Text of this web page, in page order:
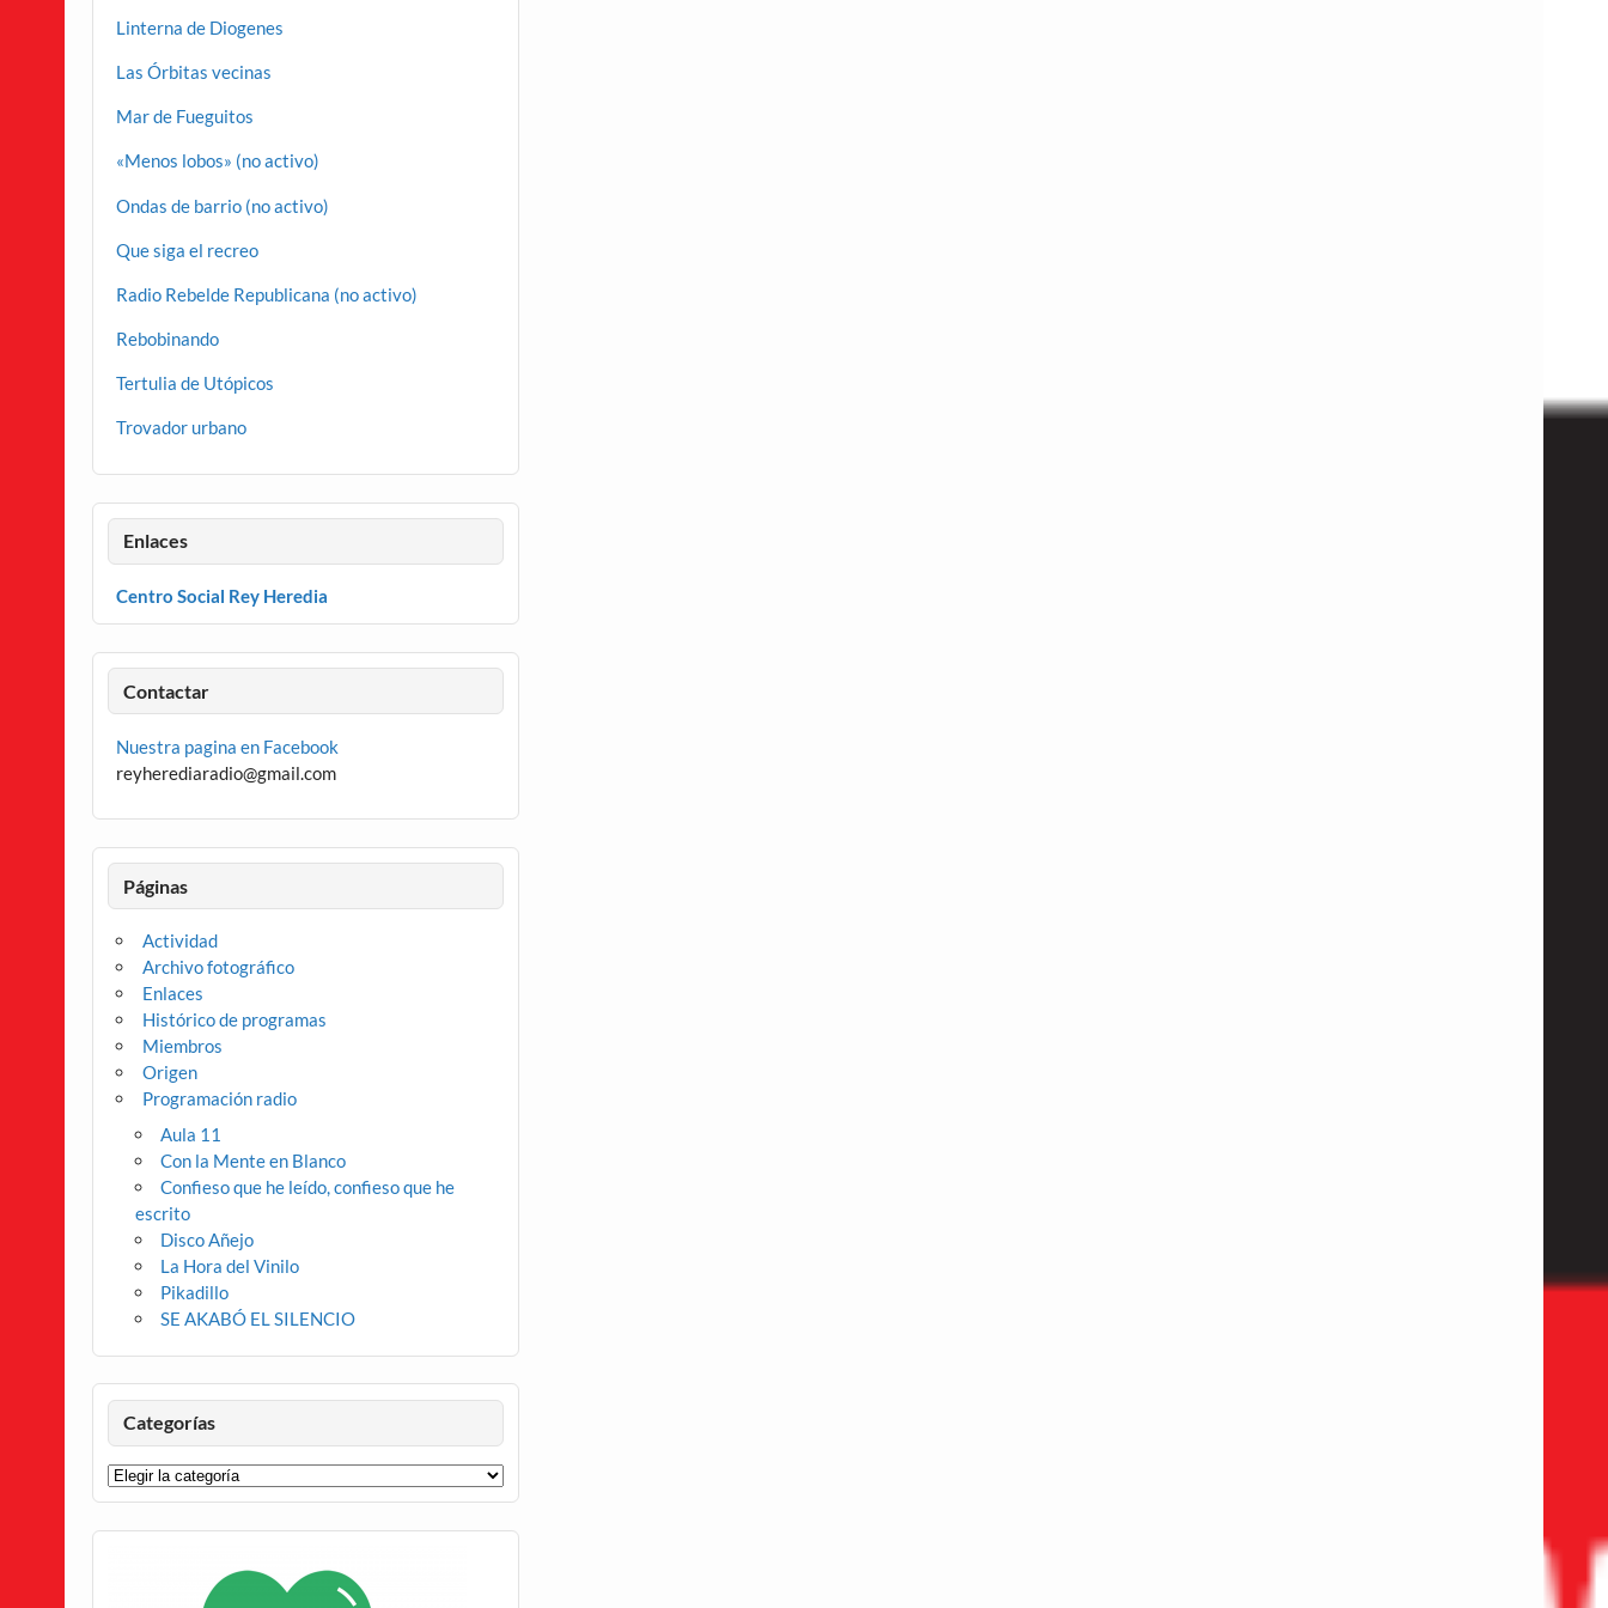
Linterna de Diogenes
Las Órbitas vecinas
Mar de Fueguitos
«Menos lobos» (no activo)
Ondas de barrio (no activo)
Que siga el recreo
Radio Rebelde Republicana (no activo)
Rebobinando
Tertulia de Utópicos
Trovador urbano
Enlaces
Centro Social Rey Heredia
Contactar
Nuestra pagina en Facebook
reyherediaradio@gmail.com
Páginas
Actividad
Archivo fotográfico
Enlaces
Histórico de programas
Miembros
Origen
Programación radio
Aula 11
Con la Mente en Blanco
Confieso que he leído, confieso que he
escrito
Disco Añejo
La Hora del Vinilo
Pikadillo
SE AKABÓ EL SILENCIO
Categorías
Categorías